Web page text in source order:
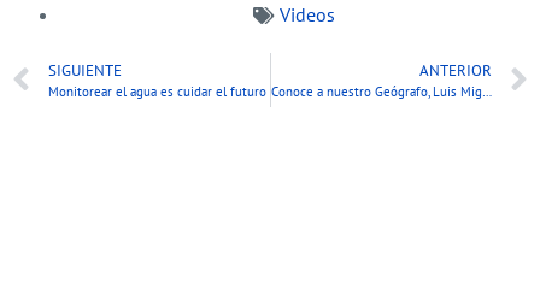
Videos
SIGUIENTE
Monitorear el agua es cuidar el futuro
ANTERIOR